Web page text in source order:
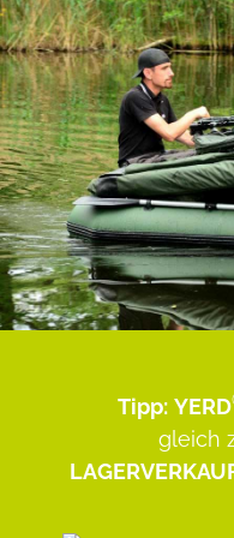
Tipp: YERD
gleich